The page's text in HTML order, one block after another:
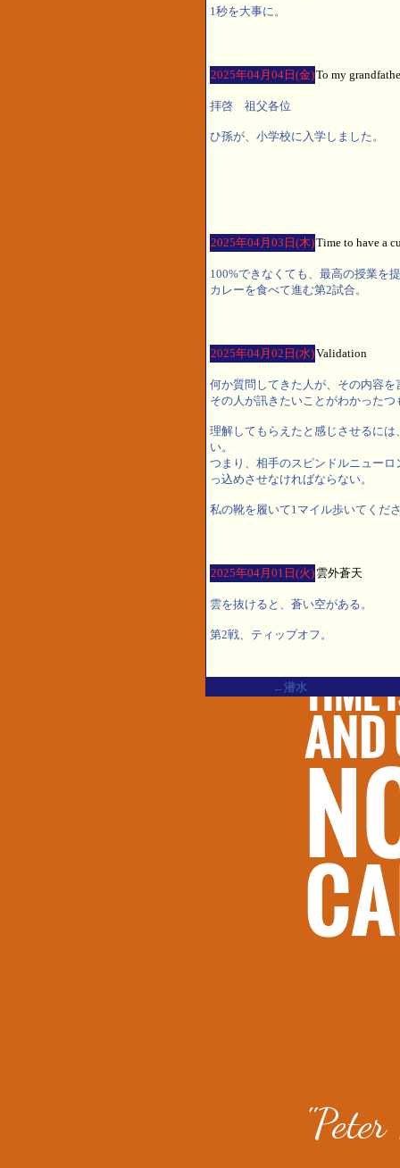
1秒を大事に。
2025年04月04日(金)To my
拝啓 祖父各位
ひ孫が、小学校に入学しました。
2025年04月03日(木)Time to have a
100%できなくても、最高の授業を
カレーを食べて進む第2試合。
2025年04月02日(水)Validation
何か質問してきた人が、その内容
その人が訊きたいことがわかった
理解してもらえたと感じさせるに
い。
つまり、相手のスピンドルニュー
っ込めさせなければならない。
私の靴を履いて1マイル歩いてくだ
2025年04月01日(火) 雲外蒼天
雲を抜けると、蒼い空がある。
第2戦、ティップオフ。
←潜水